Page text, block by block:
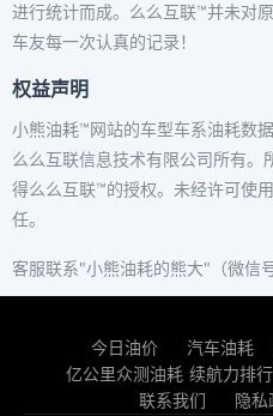
进行统计而成。么么互联™并未对
车友每一次认真的记录！
权益声明
小熊油耗™网站的车型车系油耗数
么么互联信息技术有限公司所有。
得么么互联™的授权。未经许可使
任。
客服联系"小熊油耗的熊大"（微信
今日油价 汽车油耗
亿公里众测油耗 续航力排行
联系我们
隐